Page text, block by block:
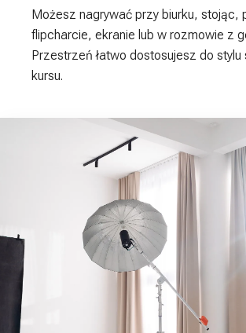
Możesz nagrywać przy biurku, stojąc,
flipcharcie, ekranie lub w rozmowie z
Przestrzeń łatwo dostosujesz do stylu
kursu.